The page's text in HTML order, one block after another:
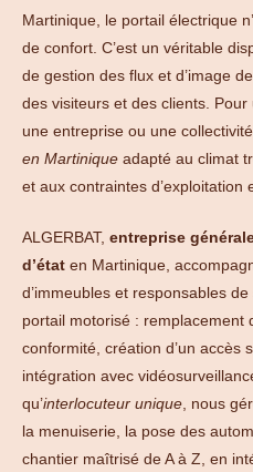
Martinique, le portail électrique
de confort. C’est un véritable
de gestion des flux et d’image
des visiteurs et des clients. Pour
une entreprise ou une
en Martinique adapté au climat
et aux contraintes d’exploitation
ALGERBAT, entreprise
d’état en Martinique,
d’immeubles et responsables
portail motorisé : remplacement
conformité, création d’un accès
intégration avec
qu’interlocuteur unique , nous
la menuiserie, la pose des
chantier maîtrisé de A à Z, en